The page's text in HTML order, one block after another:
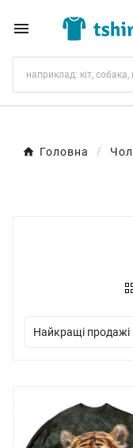

Головна
Найкращі продажі